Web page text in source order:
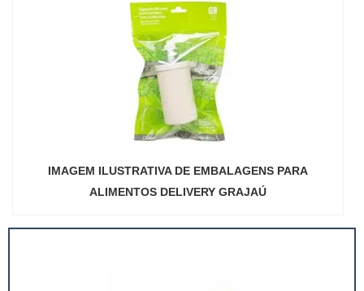
IMAGEM ILUSTRATIVA DE EMBALAGENS PARA
ALIMENTOS DELIVERY GRAJAÚ